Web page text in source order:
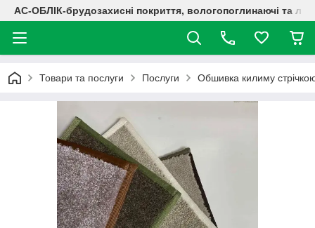
АС-ОБЛІК-брудозахисні покриття, вологопоглинаючі та
Товари та послуги Послуги Обшивка килиму